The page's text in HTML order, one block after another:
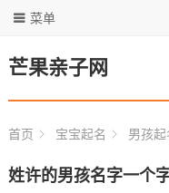
芒果亲子网
菜单
首页 宝宝起名 男孩起
姓许的男孩名字一个